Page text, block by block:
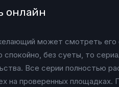
онлайн
может смотреть
спокойно, без суеты, то
Все серии полностью
на проверенных